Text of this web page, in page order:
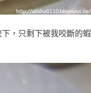
，只剩下被我咬斷的蝦